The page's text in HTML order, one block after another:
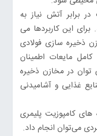
برابر آتش نیاز به
این کاربردها می
ذخیره سازی فولادی
مایعات اطمینان
در مخازن ذخیره
غذایی و آشامیدنی
های کامپوزیت­ پلیمری
می‌توان انجام داد.